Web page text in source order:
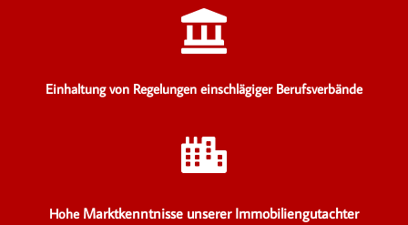
Einhaltung von Regelungen einschlägiger Berufsverbände
Hohe Marktkenntnisse unserer Immobiliengutachter